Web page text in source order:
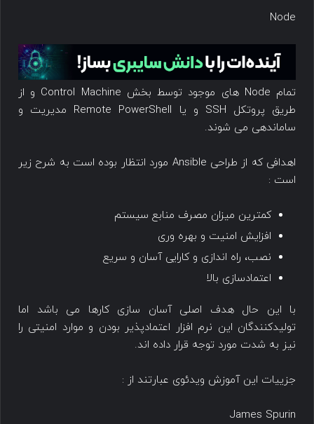
Node
تمام Node های موجود توسط بخش Control Machine و از
طریق پروتکل SSH و یا Remote PowerShell مدیریت و
ساماندهی می شوند.
اهدافی که از طراحی Ansible مورد انتظار بوده است به شرح زیر
است :
کمترین میزان مصرف منابع سیستم
افزایش امنیت و بهره وری
نصب، راه اندازی و کارایی آسان و سریع
اعتمادسازی بالا
با این حال هدف اصلی آسان سازی کارها می باشد اما
تولیدکنندگان این نرم افزار اعتمادپذیر بودن و موارد امنیتی را
نیز به شدت مورد توجه قرار داده اند.
جزییات این آموزش ویدئوی عبارتند از :
James Spurin